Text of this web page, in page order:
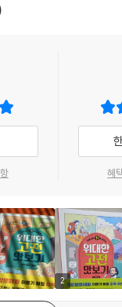
시간의 파도에 부서지거
번도 경험하지 못한 세상
은 행동인지 고뇌하는 주
이면, 우리의 세상이 넓어
.
전 사람들과 마음을 나눌
의 마음은 서로 통하거든
우리에게 중요한 질문을
하지 않고 계속 도전하는
한다는 게 어떤 것인지 등
우리의 생각도 깊어지거
사람들에게 끊임없이
랍니다.
혜
2